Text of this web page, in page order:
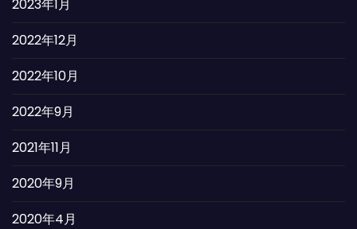
2023年1月
2022年12月
2022年10月
2022年9月
2021年11月
2020年9月
2020年4月